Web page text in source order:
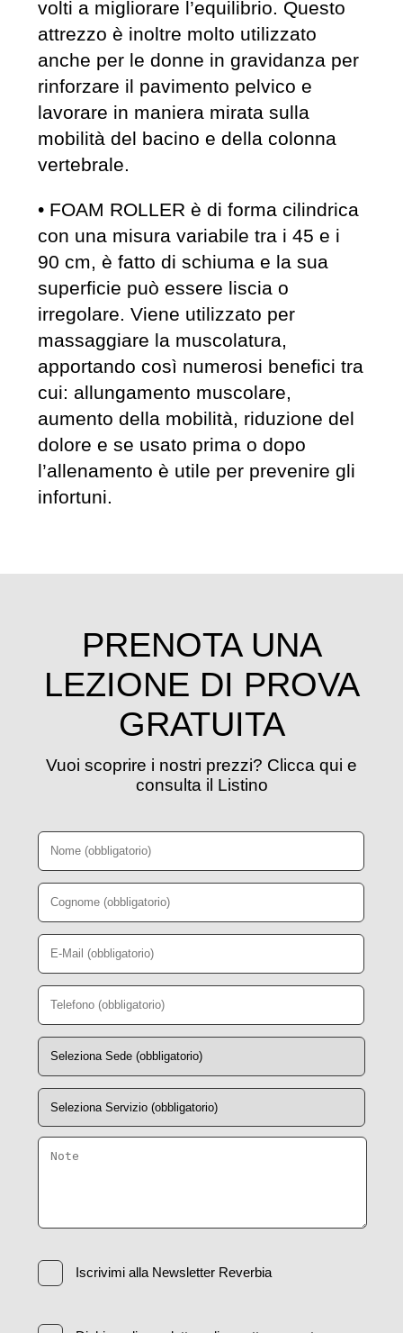
volti a migliorare l’equilibrio. Questo
attrezzo è inoltre molto utilizzato
anche per le donne in gravidanza per
rinforzare il pavimento pelvico e
lavorare in maniera mirata sulla
mobilità del bacino e della colonna
vertebrale.
• FOAM ROLLER è di forma cilindrica
con una misura variabile tra i 45 e i
90 cm, è fatto di schiuma e la sua
superficie può essere liscia o
irregolare. Viene utilizzato per
massaggiare la muscolatura,
apportando così numerosi benefici tra
cui: allungamento muscolare,
aumento della mobilità, riduzione del
dolore e se usato prima o dopo
l’allenamento è utile per prevenire gli
infortuni.
PRENOTA UNA
LEZIONE DI PROVA
GRATUITA
Vuoi scoprire i nostri prezzi? Clicca qui e
consulta il Listino
Iscrivimi alla Newsletter Reverbia